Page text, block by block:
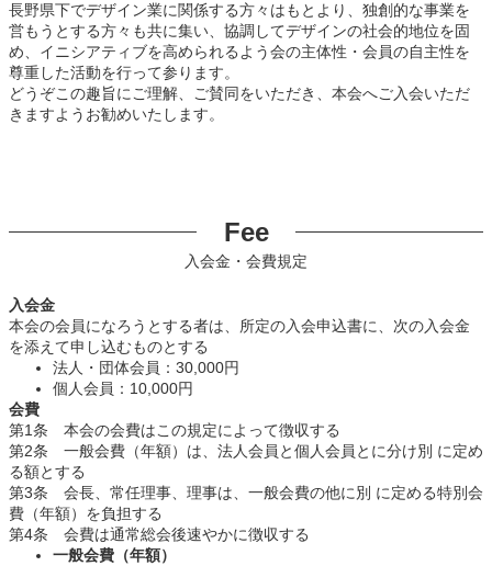
長野県下でデザイン業に関係する方々はもとより、独創的な事業を
営もうとする方々も共に集い、協調してデザインの社会的地位を固
め、イニシアティブを高められるよう会の主体性・会員の自主性を
尊重した活動を行って参ります。
どうぞこの趣旨にご理解、ご賛同をいただき、本会へご入会いただ
きますようお勧めいたします。
Fee
入会金・会費規定
入会金
本会の会員になろうとする者は、所定の入会申込書に、次の入会金
を添えて申し込むものとする
法人・団体会員：30,000円
個人会員：10,000円
会費
第1条 本会の会費はこの規定によって徴収する
第2条 一般会費（年額）は、法人会員と個人会員とに分け別 に定め
る額とする
第3条 会長、常任理事、理事は、一般会費の他に別 に定める特別会
費（年額）を負担する
第4条 会費は通常総会後速やかに徴収する
一般会費（年額）